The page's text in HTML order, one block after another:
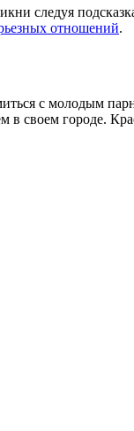
следуя
отношений.
c молодым
в своем городе.